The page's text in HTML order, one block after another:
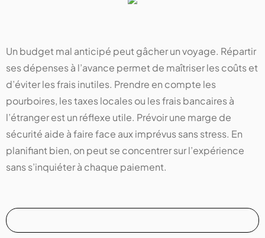
Un budget mal anticipé peut gâcher un voyage. Répartir
ses dépenses à l’avance permet de maîtriser les coûts et
d’éviter les frais inutiles. Prendre en compte les
pourboires, les taxes locales ou les frais bancaires à
l’étranger est un réflexe utile. Prévoir une marge de
sécurité aide à faire face aux imprévus sans stress. En
planifiant bien, on peut se concentrer sur l’expérience
sans s’inquiéter à chaque paiement.